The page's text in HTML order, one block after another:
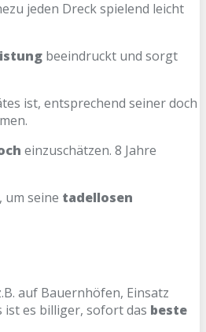
jeden Dreck spielend leicht
beeindruckt und sorgt
ist, entsprechend seiner doch
einzuschätzen. 8 Jahre
um seine tadellosen
auf Bauernhöfen, Einsatz
ist es billiger, sofort das beste